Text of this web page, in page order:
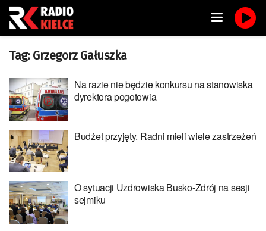
Tag: Grzegorz Gałuszka
Na razie nie będzie konkursu na stanowiska
dyrektora pogotowia
Budżet przyjęty. Radni mieli wiele zastrzeżeń
O sytuacji Uzdrowiska Busko-Zdrój na sesji
sejmiku